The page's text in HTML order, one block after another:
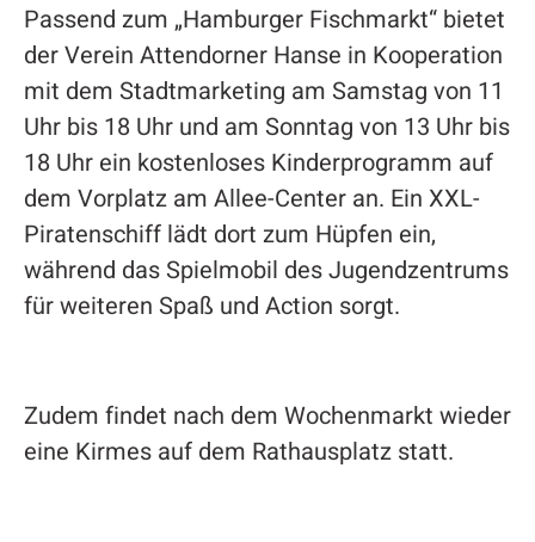
Passend zum „Hamburger Fischmarkt“ bietet
der Verein Attendorner Hanse in Kooperation
mit dem Stadtmarketing am Samstag von 11
Uhr bis 18 Uhr und am Sonntag von 13 Uhr bis
18 Uhr ein kostenloses Kinderprogramm auf
dem Vorplatz am Allee-Center an. Ein XXL-
Piratenschiff lädt dort zum Hüpfen ein,
während das Spielmobil des Jugendzentrums
für weiteren Spaß und Action sorgt.
Zudem findet nach dem Wochenmarkt wieder
eine Kirmes auf dem Rathausplatz statt.